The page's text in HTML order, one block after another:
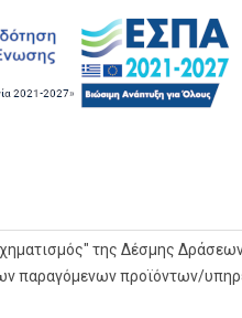
της Δέσμης
παραγόμενων προϊόντων/